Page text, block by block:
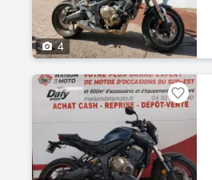
 4
